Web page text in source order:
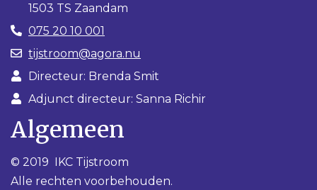
1503 TS Zaandam
075 20 10 001
tijstroom@agora.nu
Directeur: Brenda Smit
Adjunct directeur: Sanna Richir
Algemeen
© 2019 IKC Tijstroom
Alle rechten voorbehouden.